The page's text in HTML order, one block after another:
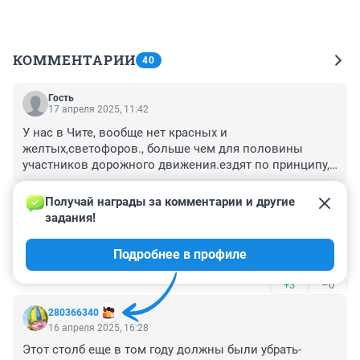
КОММЕНТАРИИ 40
Гость
17 апреля 2025, 11:42
У нас в Чите, вообще нет красных и
желтых,светофоров., больше чем для половины
участников дорожного движения.ездят по принципу,
красный мой зелёный общий .с каждым днём таких
всё больше к сожалению.
–0
Гость
Бедный столб, пострадал.
+3 –0
280366340
Получай награды за комментарии и другие
задания!
Подробнее в профиле
16 апреля 2025, 16:28
Этот столб еще в том году должны были убрать-